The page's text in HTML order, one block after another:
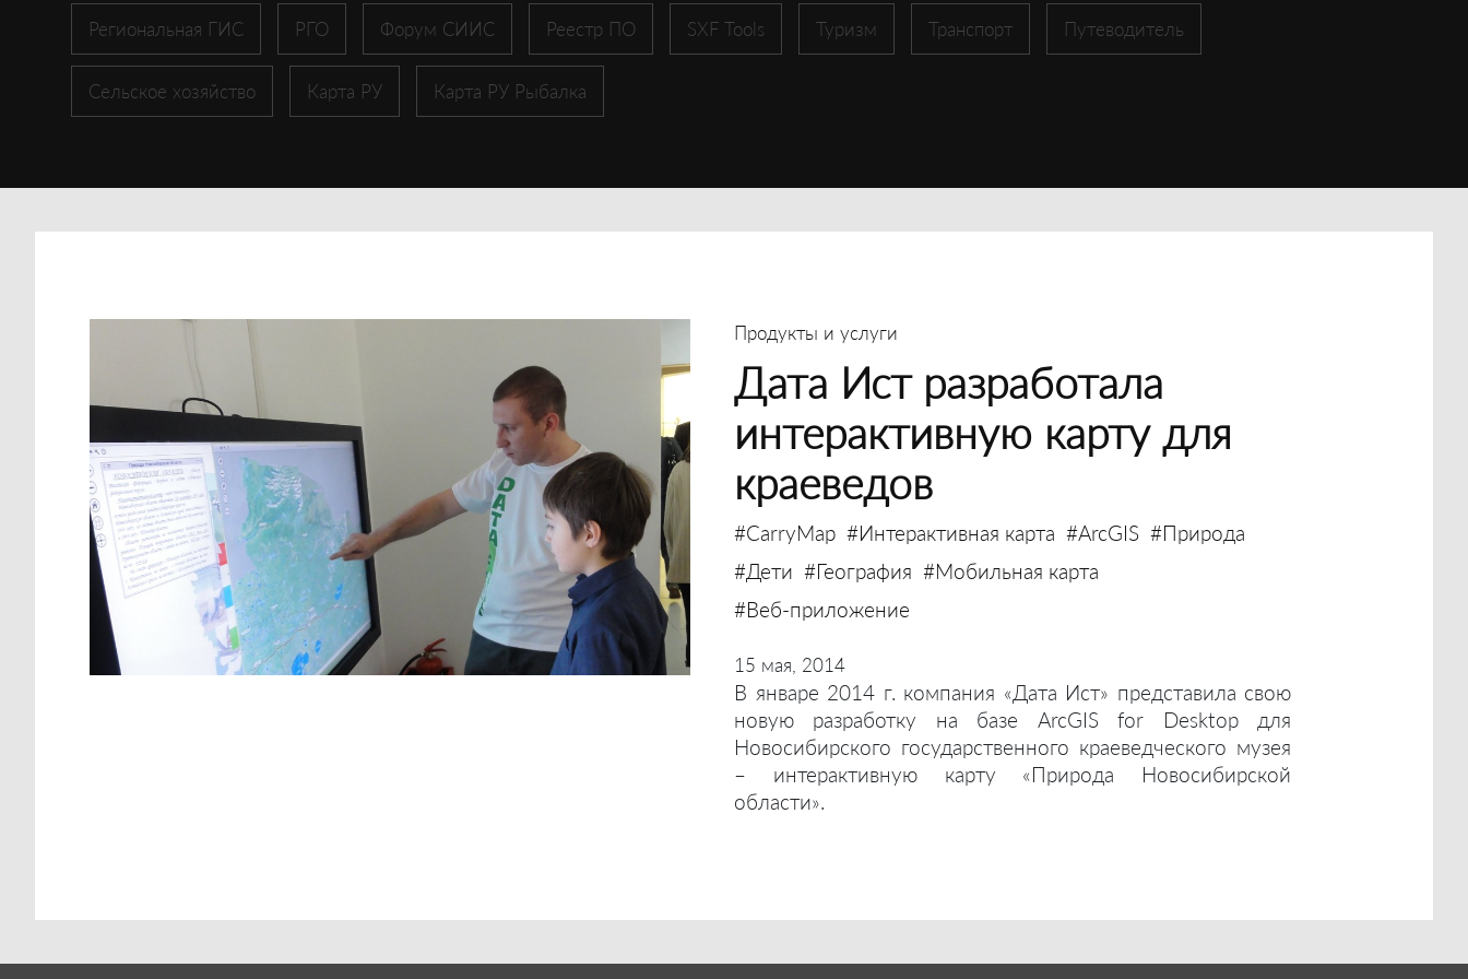
Региональная ГИС РГО Форум СИИС Реестр ПО SXF Tools Туризм Транспорт Путеводитель
Сельское хозяйство Карта РУ Карта РУ Рыбалка
Продукты и услуги
Дата Ист разработала
интерактивную карту для
краеведов
#CarryMap #Интерактивная карта #ArcGIS #Природа
#Дети #География #Мобильная карта
#Веб-приложение
15 мая, 2014
В январе 2014 г. компания «Дата Ист» представила свою
новую разработку на базе ArcGIS for Desktop для
Новосибирского государственного краеведческого музея
– интерактивную карту «Природа Новосибирской
области».